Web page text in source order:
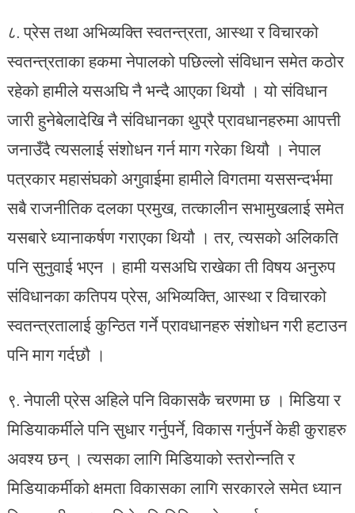
८. प्रेस तथा अभिव्यक्ति स्वतन्त्रता, आस्था र विचारको
स्वतन्त्रताका हकमा नेपालको पछिल्लो संविधान समेत कठोर
रहेको हामीले यसअघि नै भन्दै आएका थियौ । यो संविधान
जारी हुनेबेलादेखि नै संविधानका थुप्रै प्रावधानहरुमा आपत्ती
जनाउँदै त्यसलाई संशोधन गर्न माग गरेका थियौ । नेपाल
पत्रकार महासंघको अगुवाईमा हामीले विगतमा यससन्दर्भमा
सबै राजनीतिक दलका प्रमुख, तत्कालीन सभामुखलाई समेत
यसबारे ध्यानाकर्षण गराएका थियौ । तर, त्यसको अलिकति
पनि सुनुवाई भएन । हामी यसअघि राखेका ती विषय अनुरुप
संविधानका कतिपय प्रेस, अभिव्यक्ति, आस्था र विचारको
स्वतन्त्रतालाई कुन्ठित गर्ने प्रावधानहरु संशोधन गरी हटाउन
पनि माग गर्दछौ ।
९. नेपाली प्रेस अहिले पनि विकासकै चरणमा छ । मिडिया र
मिडियाकर्मीले पनि सुधार गर्नुपर्ने, विकास गर्नुपर्ने केही कुराहरु
अवश्य छन् । त्यसका लागि मिडियाको स्तरोन्नति र
मिडियाकर्मीको क्षमता विकासका लागि सरकारले समेत ध्यान